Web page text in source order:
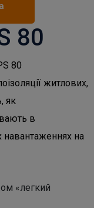
80
80
житлових,
як
в
навантаженнях на
«легкий